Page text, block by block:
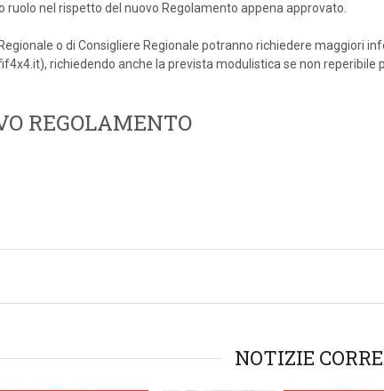
ruolo nel rispetto del nuovo Regolamento appena approvato.
o di Consigliere Regionale potranno richiedere maggiori
richiedendo anche la prevista modulistica se non reperibile
REGOLAMENTO
NOTIZIE